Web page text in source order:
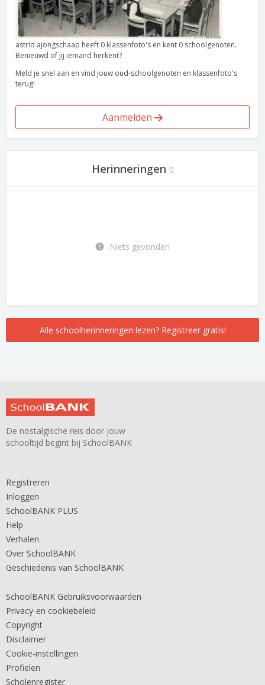
astrid ajongschaap heeft 0 klassenfoto's en kent 0 schoolgenoten.
Benieuwd of jij iemand herkent?
Meld je snel aan en vind jouw oud-schoolgenoten en klassenfoto's
terug!
Aanmelden
Herinneringen 0
Niets gevonden
Alle schoolherinneringen lezen? Registreer gratis!
De nostalgische reis door jouw
schooltijd begint bij SchoolBANK
Registreren
Inloggen
SchoolBANK PLUS
Help
Verhalen
Over SchoolBANK
Geschiedenis van SchoolBANK
SchoolBANK Gebruiksvoorwaarden
Privacy-en cookiebeleid
Copyright
Disclaimer
Cookie-instellingen
Profielen
Scholenregister